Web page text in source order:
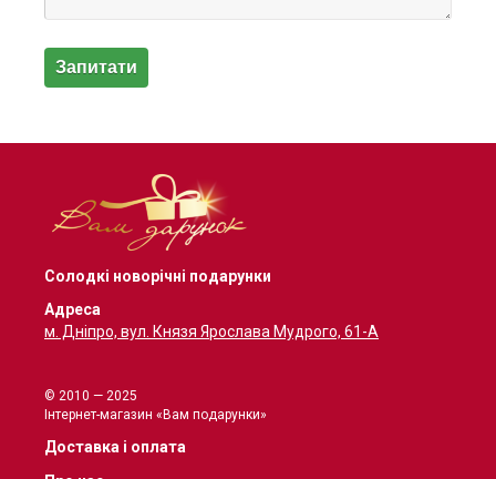
Солодкі новорічні подарунки
Адреса
м. Дніпро, вул. Князя Ярослава Мудрого, 61-А
© 2010 — 2025
Інтернет-магазин «Вам подарунки»
Доставка і оплата